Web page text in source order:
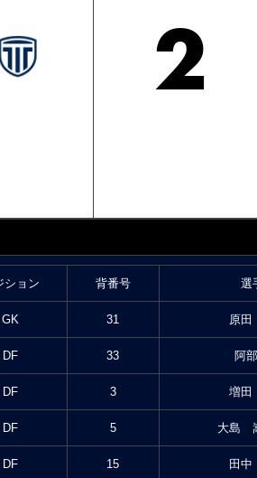
2
ション 背番号 選
GK 31 原
DF 33 阿
DF 3 増
DF 5 大島
DF 15 田